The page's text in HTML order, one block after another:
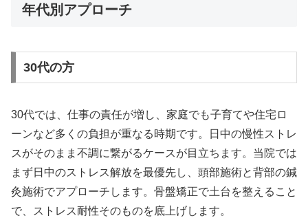
年代別アプローチ
30代の方
30代では、仕事の責任が増し、家庭でも子育てや住宅ロ
ーンなど多くの負担が重なる時期です。日中の慢性ストレ
スがそのまま不調に繋がるケースが目立ちます。当院では
まず日中のストレス解放を最優先し、頭部施術と背部の鍼
灸施術でアプローチします。骨盤矯正で土台を整えること
で、ストレス耐性そのものを底上げします。